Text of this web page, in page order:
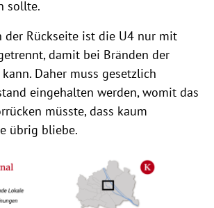
sollte.
der Rückseite ist die U4 nur mit
damit bei Bränden der
Daher muss gesetzlich
eingehalten werden, womit das
müsste, dass kaum
übrig bliebe.